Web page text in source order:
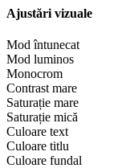
Ajustări vizuale
Mod întunecat
Mod luminos
Monocrom
Contrast mare
Saturație mare
Saturație mică
Culoare text
Culoare titlu
Culoare fundal